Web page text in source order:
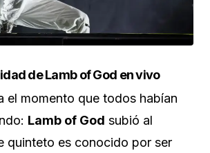
de Lamb of God en vivo
el momento que todos habían
Lamb of God subió al
quinteto es conocido por ser